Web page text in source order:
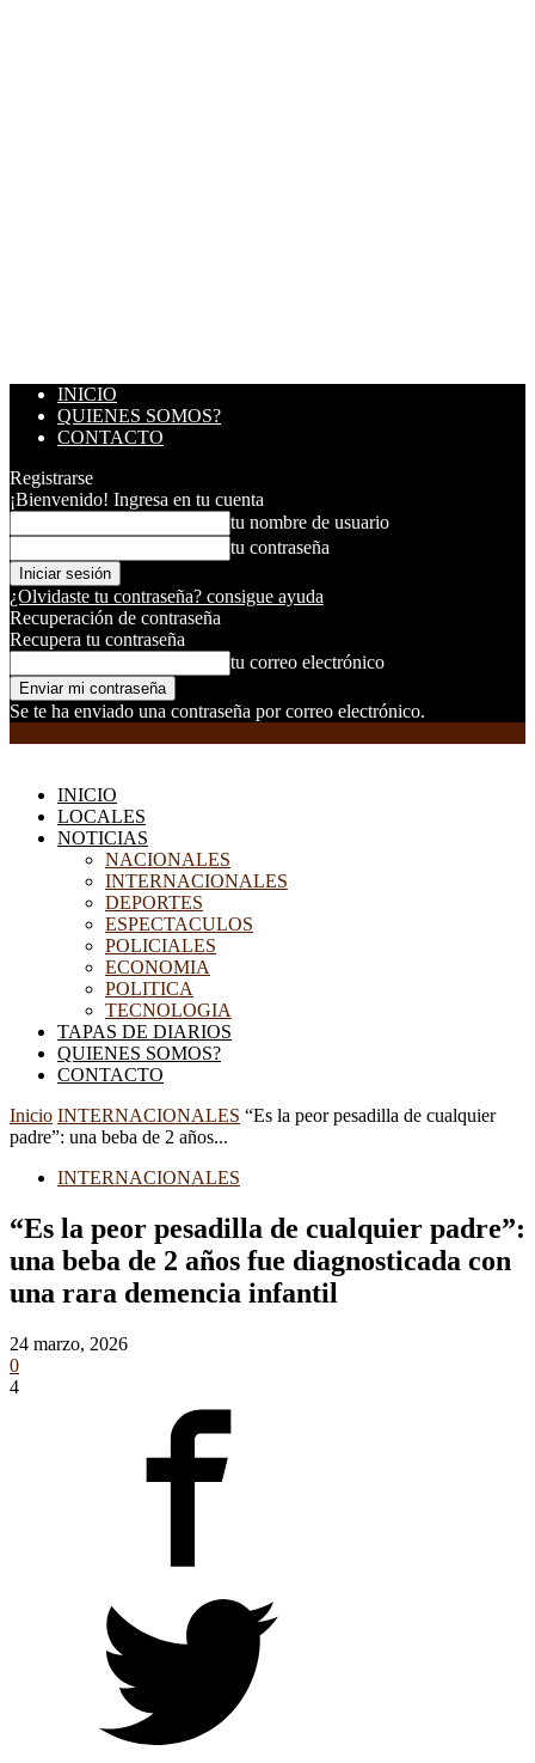
INICIO
QUIENES SOMOS?
CONTACTO
Registrarse
¡Bienvenido! Ingresa en tu cuenta
tu nombre de usuario
tu contraseña
¿Olvidaste tu contraseña? consigue ayuda
Recuperación de contraseña
Recupera tu contraseña
tu correo electrónico
Se te ha enviado una contraseña por correo electrónico.
INICIO
LOCALES
NOTICIAS
NACIONALES
INTERNACIONALES
DEPORTES
ESPECTACULOS
POLICIALES
ECONOMIA
POLITICA
TECNOLOGIA
TAPAS DE DIARIOS
QUIENES SOMOS?
CONTACTO
Inicio INTERNACIONALES “Es la peor pesadilla de cualquier
padre”: una beba de 2 años...
INTERNACIONALES
“Es la peor pesadilla de cualquier padre”:
una beba de 2 años fue diagnosticada con
una rara demencia infantil
24 marzo, 2026
0
4